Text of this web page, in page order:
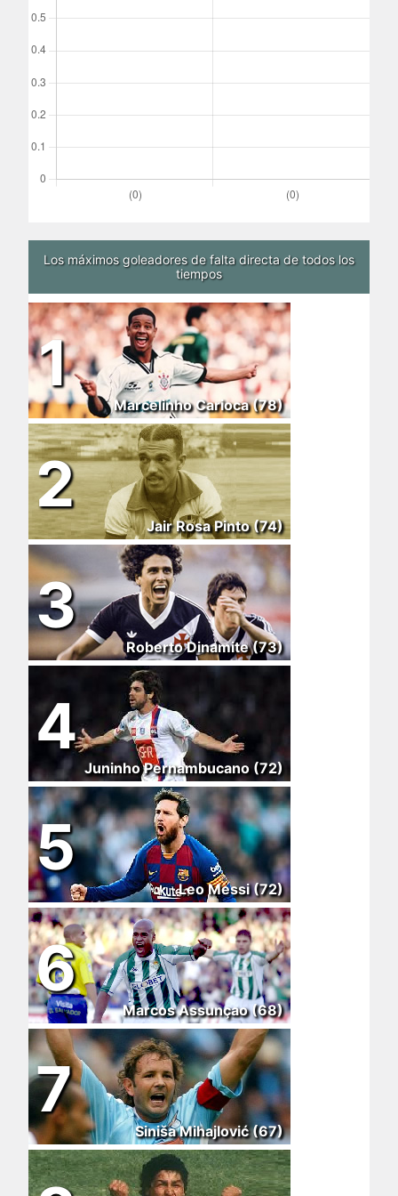
Los máximos goleadores de falta directa de todos los
tiempos
1
Marcelinho Carioca (78)
2
Jair Rosa Pinto (74)
3
Roberto Dinamite (73)
4
Juninho Pernambucano (72)
5
Leo Messi (72)
6
Marcos Assunçao (68)
7
Siniša Mihajlović (67)